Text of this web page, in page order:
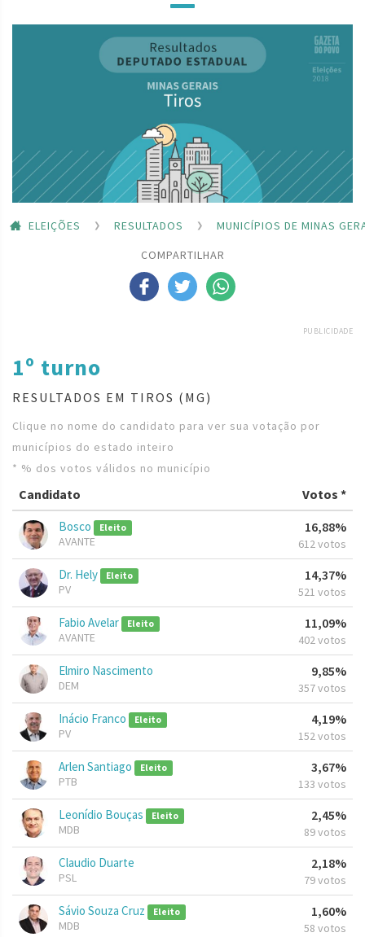
ELEIÇÕES RESULTADOS
MUNICÍPIOS DE MINAS
COMPARTILHAR
PUBLICIDADE
1º turno
RESULTADOS EM TIROS (MG)
Clique no nome do candidato para ver sua votação por
municípios do estado inteiro
* % dos votos válidos no município
Candidato Votos *
Bosco Eleito
AVANTE
16,88%
612 votos
Dr. Hely Eleito
PV
14,37%
521 votos
Fabio Avelar Eleito
AVANTE
11,09%
402 votos
Elmiro Nascimento
DEM
9,85%
357 votos
Inácio Franco Eleito
PV
4,19%
152 votos
Arlen Santiago Eleito
PTB
3,67%
133 votos
Leonídio Bouças Eleito
MDB
2,45%
89 votos
Claudio Duarte
PSL
2,18%
79 votos
Sávio Souza Cruz Eleito
MDB
1,60%
58 votos